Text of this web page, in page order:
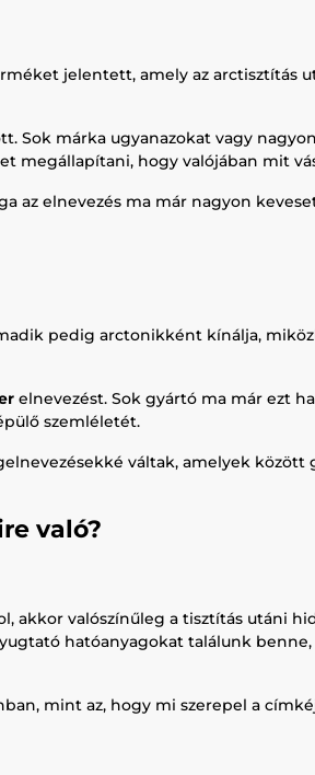
jelentett, amely az arctisztítás
Sok márka ugyanazokat vagy
megállapítani, hogy valójában mit
az elnevezés ma már nagyon
pedig arctonikként kínálja,
elnevezést. Sok gyártó ma már ezt
szemléletét.
váltak, amelyek között
való?
valószínűleg a tisztítás utáni
hatóanyagokat találunk
mint az, hogy mi szerepel a